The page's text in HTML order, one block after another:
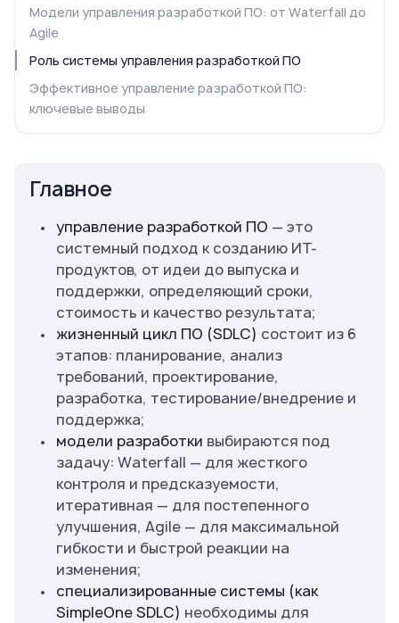
Главное
управление разработкой ПО — это
системный подход к созданию ИТ-
продуктов, от идеи до выпуска и
поддержки, определяющий сроки,
стоимость и качество результата;
жизненный цикл ПО (SDLC) состоит из 6
этапов: планирование, анализ
требований, проектирование,
разработка, тестирование/внедрение и
поддержка;
модели разработки выбираются под
задачу: Waterfall — для жесткого
контроля и предсказуемости,
итеративная — для постепенного
улучшения, Agile — для максимальной
гибкости и быстрой реакции на
изменения;
специализированные системы (как
SimpleOne SDLC) необходимы для
Модели управления разработкой ПО: от Waterfall до
Agile
Роль системы управления разработкой ПО
Эффективное управление разработкой ПО:
ключевые выводы